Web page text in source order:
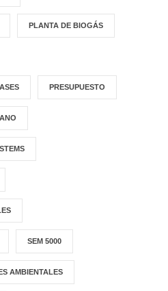
PLANTA DE BIOGÁS
PRESUPUESTO
SEM 5000
AMBIENTALES